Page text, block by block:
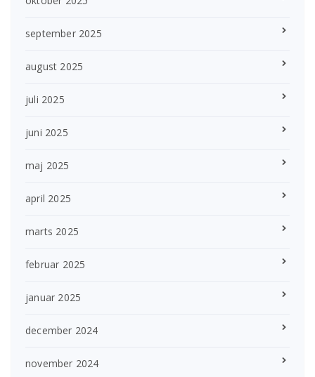
september 2025
august 2025
juli 2025
juni 2025
maj 2025
april 2025
marts 2025
februar 2025
januar 2025
december 2024
november 2024